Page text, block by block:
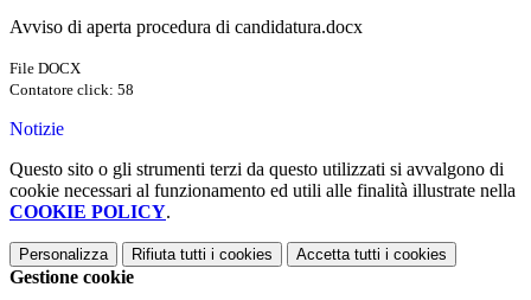
Avviso di aperta procedura di candidatura.docx
File DOCX
Contatore click: 58
Notizie
Questo sito o gli strumenti terzi da questo utilizzati si avvalgono di
cookie necessari al funzionamento ed utili alle finalità illustrate nella
COOKIE POLICY.
Personalizza Rifiuta tutti i cookies Accetta tutti i cookies
Gestione cookie